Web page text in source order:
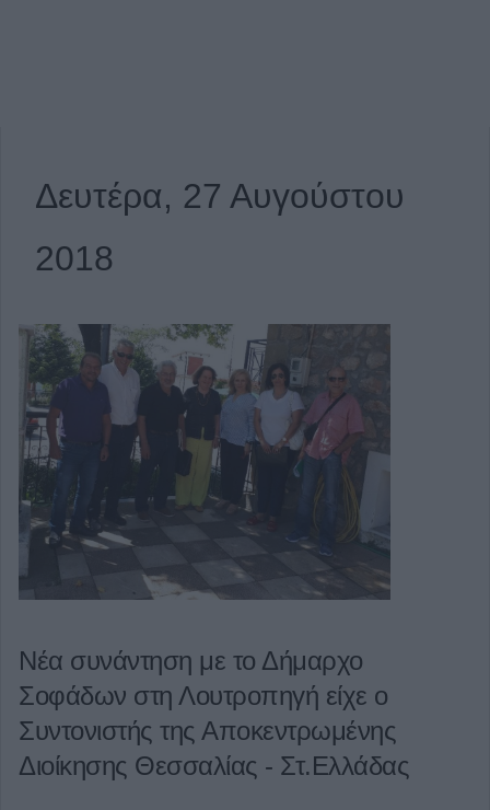
Δευτέρα, 27 Αυγούστου
2018
Νέα συνάντηση με το Δήμαρχο
Σοφάδων στη Λουτροπηγή είχε ο
Συντονιστής της Αποκεντρωμένης
Διοίκησης Θεσσαλίας - Στ.Ελλάδας